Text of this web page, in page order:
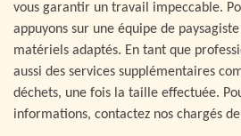
vous garantir un travail impeccable.
appuyons sur une équipe de
matériels adaptés. En tant que
aussi des services supplémentaires
déchets, une fois la taille effectuée.
informations, contactez nos chargés